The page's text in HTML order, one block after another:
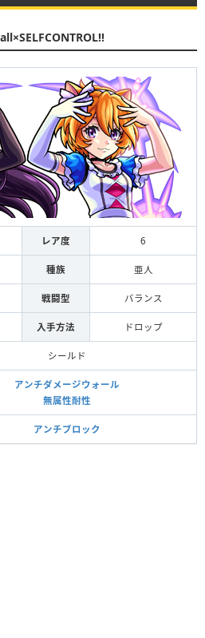
レア度 6
種族 亜人
戦闘型 バランス
入手方法 ドロップ
シールド
アンチダメージウォール
無属性耐性
アンチブロック